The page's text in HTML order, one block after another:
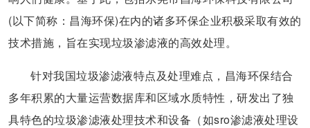
(以下简称：昌海环保)在内的诸多环保企业积极采取有效的
技术措施，旨在实现垃圾渗滤液的高效处理。
针对我国垃圾渗滤液特点及处理难点，昌海环保结合
多年积累的大量运营数据库和区域水质特性，研发出了独
具特色的垃圾渗滤液处理技术和设备（如sro渗滤液处理设